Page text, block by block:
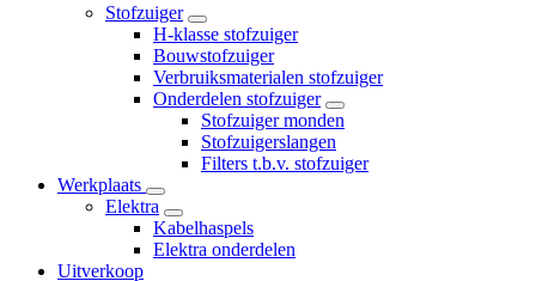
Stofzuiger
H-klasse stofzuiger
Bouwstofzuiger
Verbruiksmaterialen stofzuiger
Onderdelen stofzuiger
Stofzuiger monden
Stofzuigerslangen
Filters t.b.v. stofzuiger
Werkplaats
Elektra
Kabelhaspels
Elektra onderdelen
Uitverkoop